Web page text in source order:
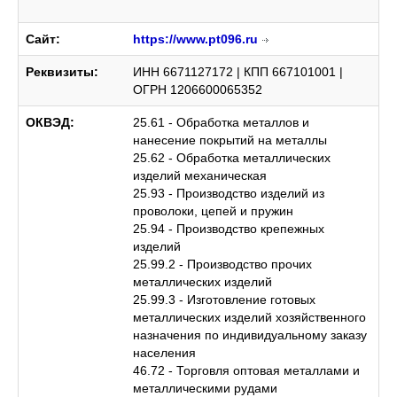
Сайт: https://www.pt096.ru
Реквизиты:
ИНН 6671127172 | КПП 667101001 |
ОГРН 1206600065352
ОКВЭД:
25.61 - Обработка металлов и
нанесение покрытий на металлы
25.62 - Обработка металлических
изделий механическая
25.93 - Производство изделий из
проволоки, цепей и пружин
25.94 - Производство крепежных
изделий
25.99.2 - Производство прочих
металлических изделий
25.99.3 - Изготовление готовых
металлических изделий хозяйственного
назначения по индивидуальному заказу
населения
46.72 - Торговля оптовая металлами и
металлическими рудами